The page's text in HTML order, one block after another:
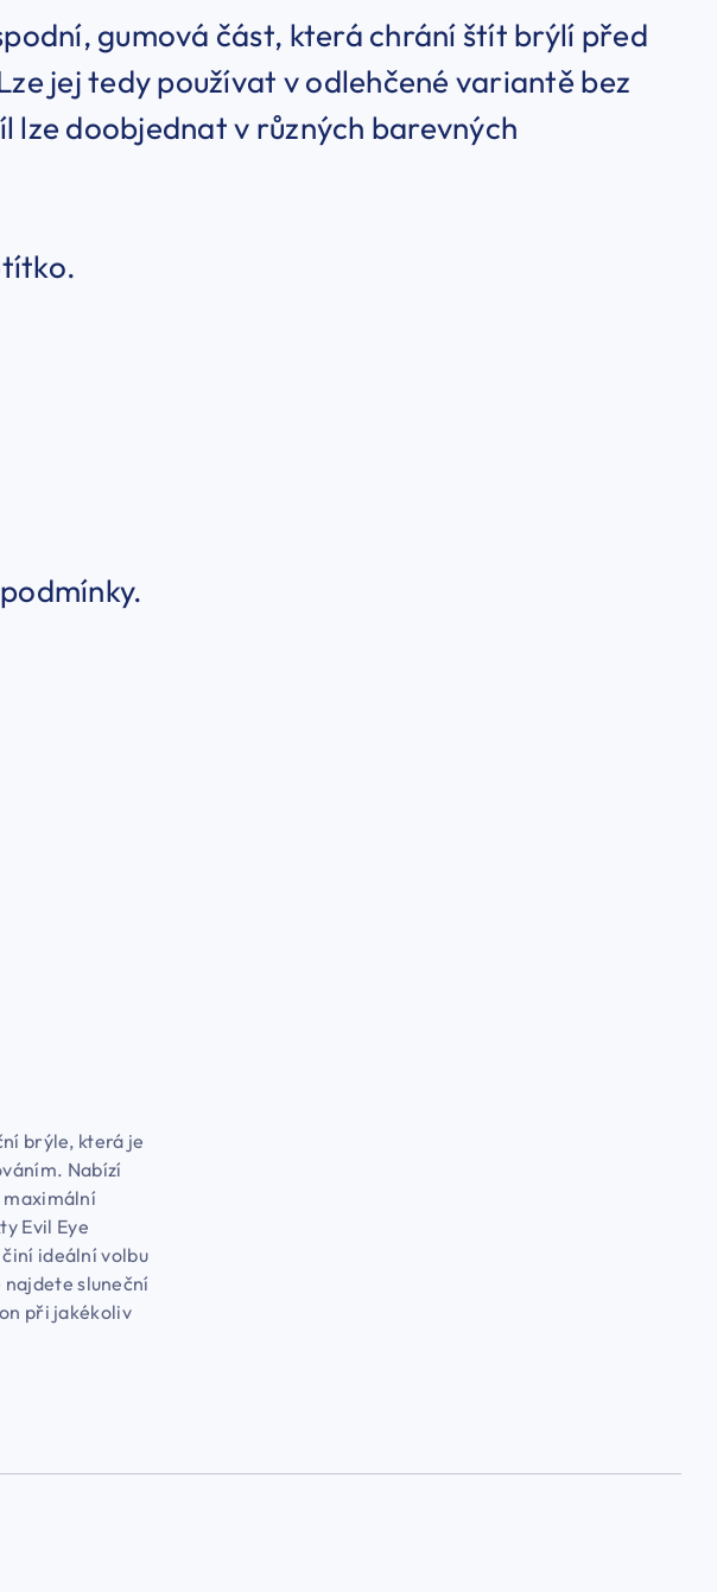
gumová část, která chrání štít brýlí před
jej tedy používat v odlehčené variantě bez
lze doobjednat v různých barevných
brýle, která je
Nabízí
Evil Eye
ideální volbu
sluneční
při jakékoliv